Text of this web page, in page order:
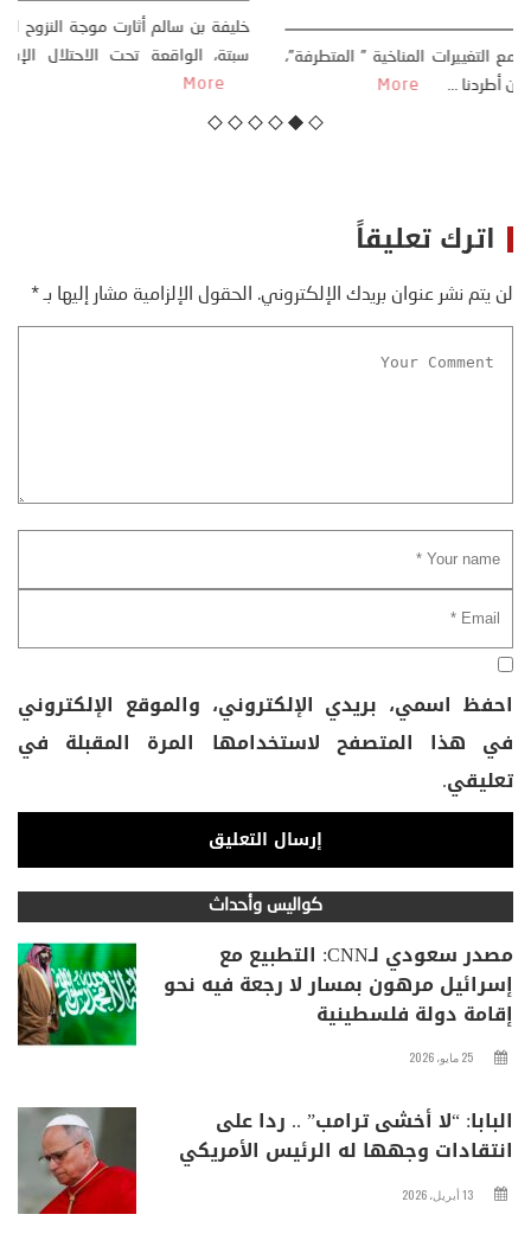
كتب: منذر بالضيافي بدأت قصتي مع التغييرات المناخية ” المتطرفة”،
منذ نهاية ثمانينات القرن الماضي، حين أطردنا ...
اترك تعليقاً
لن يتم نشر عنوان بريدك الإلكتروني. الحقول الإلزامية مشار إليها بـ*
احفظ اسمي، بريدي الإلكتروني، والموقع الإلكتروني
في هذا المتصفح لاستخدامها المرة المقبلة في
تعليقي.
كواليس وأحداث
مصدر سعودي لـCNN: التطبيع مع
إسرائيل مرهون بمسار لا رجعة فيه نحو
إقامة دولة فلسطينية
25 مايو، 2026
البابا: “لا أخشى ترامب” .. ردا على
انتقادات وجهها له الرئيس الأمريكي
13 أبريل، 2026